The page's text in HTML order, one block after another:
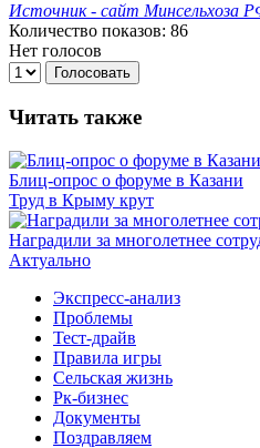
Источник - сайт Минсельхоза
Количество показов: 86
Нет голосов
Голосовать
Читать также
Блиц-опрос о форуме в Казани
Труд в Крыму крут
Наградили за многолетнее
Актуально
Экспресс-анализ
Проблемы
Тест-драйв
Правила игры
Сельская жизнь
Рк-бизнес
Документы
Поздравляем